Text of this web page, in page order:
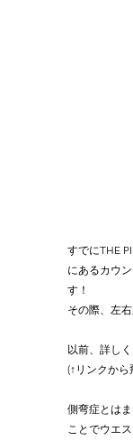
すでにTHE
にあるカウ
す！
その際、左
以前、詳し
(↑リンクから
側弯症とは
ことでウエ